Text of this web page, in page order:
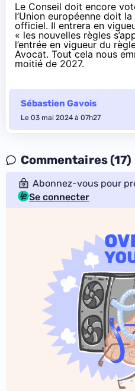
Le Conseil doit encore
l’Union européenne doit
officiel. Il entrera en
« les nouvelles règles
l’entrée en vigueur du
Avocat. Tout cela nous
moitié de 2027.
Sébastien Gavois
Le 03 mai 2024 à 07h27
Commentaires (17)
Abonnez-vous pour
Se connecter